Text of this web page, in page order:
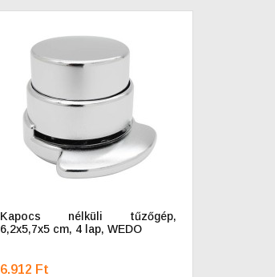
Kapocs nélküli tűzőgép,
6,2x5,7x5 cm, 4 lap, WEDO
6.912 Ft